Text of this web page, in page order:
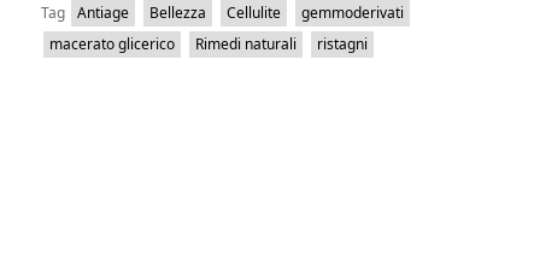
Tag Antiage Bellezza Cellulite
gemmoderivati
macerato glicerico
Rimedi naturali ristagni